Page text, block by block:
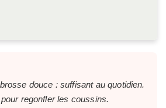
douce : suffisant au quotidien.
regonfler les coussins.